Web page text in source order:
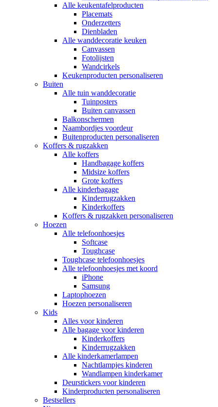
Alle keukentafelproducten
Placemats
Onderzetters
Dienbladen
Alle wanddecoratie keuken
Canvassen
Fotolijsten
Wandcirkels
Keukenproducten personaliseren
Buiten
Alle tuin wanddecoratie
Tuinposters
Buiten canvassen
Balkonschermen
Naambordjes voordeur
Buitenproducten personaliseren
Koffers & rugzakken
Alle koffers
Handbagage koffers
Midsize koffers
Grote koffers
Alle kinderbagage
Kinderrugzakken
Kinderkoffers
Koffers & rugzakken personaliseren
Hoezen
Alle telefoonhoesjes
Softcase
Toughcase
Toughcase telefoonhoesjes
Alle telefoonhoesjes met koord
iPhone
Samsung
Laptophoezen
Hoezen personaliseren
Kids
Alles voor kinderen
Alle bagage voor kinderen
Kinderkoffers
Kinderrugzakken
Alle kinderkamerlampen
Nachtlampjes kinderen
Wandlampen kinderkamer
Deurstickers voor kinderen
Kinderproducten personaliseren
Bestsellers